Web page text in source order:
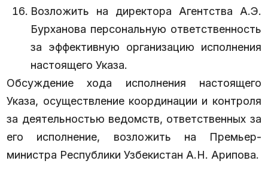
Возложить на директора Агентства А.Э.
Бурханова персональную ответственность
за эффективную организацию исполнения
настоящего Указа.
Обсуждение хода исполнения настоящего
Указа, осуществление координации и контроля
за деятельностью ведомств, ответственных за
его исполнение, возложить на Премьер-
министра Республики Узбекистан А.Н. Арипова.